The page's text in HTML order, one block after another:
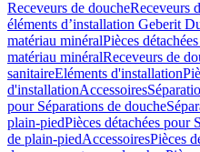
Receveurs de doucheReceveurs
éléments d’installation Geberit
matériau minéralPièces
matériau minéralReceveurs de
sanitaireEléments d'installation
d'installationAccessoires
pour Séparations de douche
plain-piedPièces détachées pour
de plain-piedAccessoiresPièces